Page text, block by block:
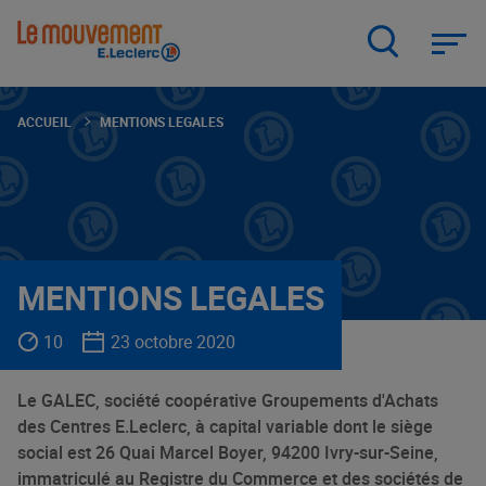
ACCUEIL MENTIONS LEGALES
MENTIONS LEGALES
10 23 octobre 2020
Le GALEC, société coopérative Groupements d'Achats
des Centres E.Leclerc, à capital variable dont le siège
social est 26 Quai Marcel Boyer, 94200 Ivry-sur-Seine,
immatriculé au Registre du Commerce et des sociétés de